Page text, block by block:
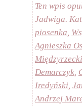
Ten wpis
Jadwiga.
piosenka,
Agnieszka
Międzyrzecki
Demarczyk,
Iredyński,
Andrzej